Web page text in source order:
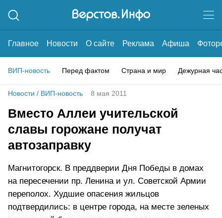
Главное Новости О сайте Реклама Афиша
ВИП-новость Перед фактом Страна и мир Дежурная
Новости / ВИП-новость 8 мая 2011
Вместо Аллеи учительской
славы горожане получат
автозаправку
Магнитогорск. В преддверии Дня Победы в домах
на пересечении пр. Ленина и ул. Советской Армии
переполох. Худшие опасения жильцов
подтвердились: в центре города, на месте зеленых